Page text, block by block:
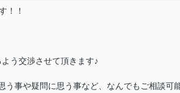
！！
う交渉させて頂きます♪
事や疑問に思う事など、なんでもご相談可